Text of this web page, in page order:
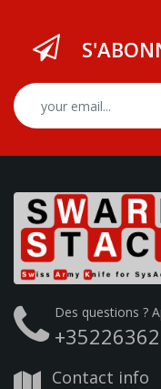
Des questions ?
Contact info